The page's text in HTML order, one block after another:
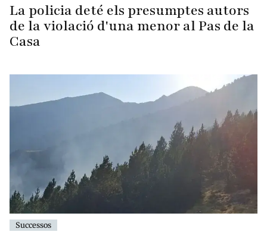
La policia deté els presumptes autors
de la violació d'una menor al Pas de la
Casa
Successos